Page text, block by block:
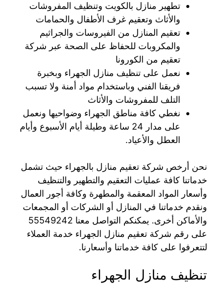
تطهير منازل بالكويت وتنظيف المفروشات
والأثاث وتعقيم غرف الأطفال والحمامات
تعقيم المنازل من الفيروسات والجراثيم
والمكروبات للحفاظ على الصحة عبر شركة
تعقيم من الكورونا
نعمل على تنظيف منازل الجهراء وبخبرة
فريقنا الفني وباستخدام مواد أمنة ولا تسبب
التلف للمفروشات والأثاث
نغطي كافة مناطق الجهراء وضواحيها ونعمل
على مدار 24 ساعة وطيلة أيام الأسبوع وأيام
العطل والأعياد.
نحن أرخص شركة تعقيم منازل بالجهراء حيث تشمل
خدماتنا كافة عمليات التعقيم والتطهير والتنظيف
وأسعار المواد المعقمة والمطهرة وكافة أجور العمال
ونقدم خدماتنا في المنازل أو الشركات أو المجمعات
والأماكن أخرى. يمكنكم التواصل معنا 55549242
على رقم شركة تعقيم منازل الجهراء خدمة العملاء
لتتعرفوا على كافة خدماتنا وأسعارنا.
تنظيف منازل الجهراء